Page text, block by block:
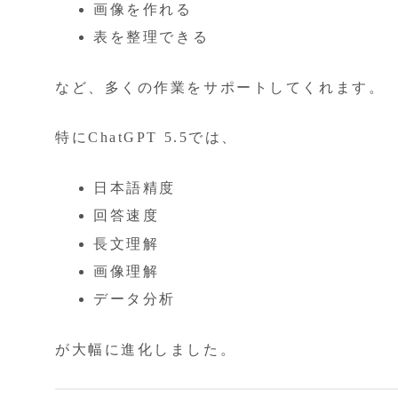
画像を作れる
表を整理できる
など、多くの作業をサポートしてくれます。
特にChatGPT 5.5では、
日本語精度
回答速度
長文理解
画像理解
データ分析
が大幅に進化しました。